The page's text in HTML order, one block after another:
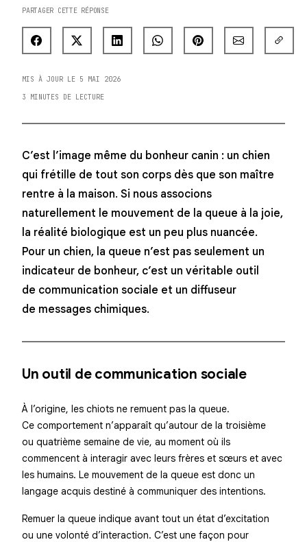
PARTAGER CETTE RÉPONSE
MIS À JOUR LE 5 MAI 2026
3 MINUTES DE LECTURE
C’est l’image même du bonheur canin : un chien
qui frétille de tout son corps dès que son maître
rentre à la maison. Si nous associons
naturellement le mouvement de la queue à la joie,
la réalité biologique est un peu plus nuancée.
Pour un chien, la queue n’est pas seulement un
indicateur de bonheur, c’est un véritable outil
de communication sociale et un diffuseur
de messages chimiques.
Un outil de communication sociale
À l’origine, les chiots ne remuent pas la queue.
Ce comportement n’apparaît qu’autour de la troisième
ou quatrième semaine de vie, au moment où ils
commencent à interagir avec leurs frères et sœurs et avec
les humains. Le mouvement de la queue est donc un
langage acquis destiné à communiquer des intentions.
Remuer la queue indique avant tout un état d’excitation
ou une volonté d’interaction. C’est une façon pour